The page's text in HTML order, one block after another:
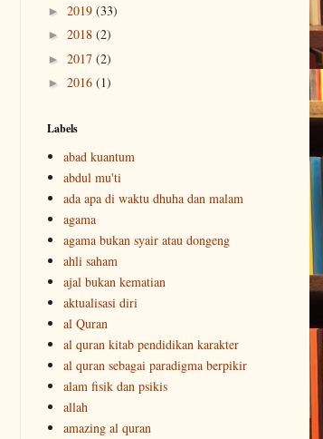
► 2019 (33)
► 2018 (2)
► 2017 (2)
► 2016 (1)
Labels
abad kuantum
abdul mu'ti
ada apa di waktu dhuha dan malam
agama
agama bukan syair atau dongeng
ahli saham
ajal bukan kematian
aktualisasi diri
al Quran
al quran kitab pendidikan karakter
al quran sebagai paradigma berpikir
alam fisik dan psikis
allah
amazing al quran